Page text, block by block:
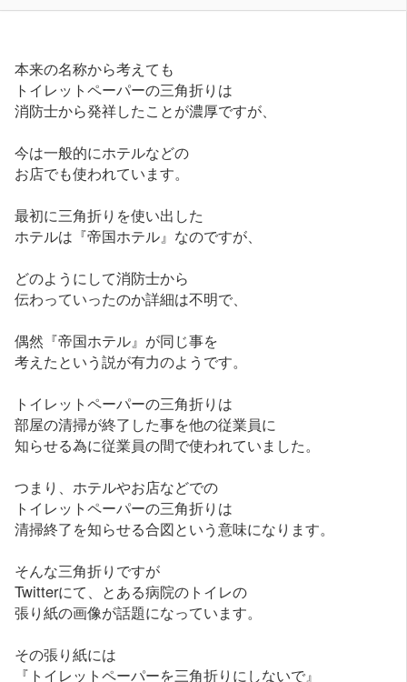
本来の名称から考えても
トイレットペーパーの三角折りは
消防士から発祥したことが濃厚ですが、
今は一般的にホテルなどの
お店でも使われています。
最初に三角折りを使い出した
ホテルは『帝国ホテル』なのですが、
どのようにして消防士から
伝わっていったのか詳細は不明で、
偶然『帝国ホテル』が同じ事を
考えたという説が有力のようです。
トイレットペーパーの三角折りは
部屋の清掃が終了した事を他の従業員に
知らせる為に従業員の間で使われていました。
つまり、ホテルやお店などでの
トイレットペーパーの三角折りは
清掃終了を知らせる合図という意味になります。
そんな三角折りですが
Twitterにて、とある病院のトイレの
張り紙の画像が話題になっています。
その張り紙には
『トイレットペーパーを三角折りにしないで』